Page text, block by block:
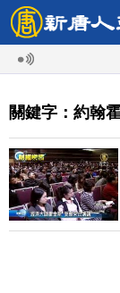
關鍵字：約翰